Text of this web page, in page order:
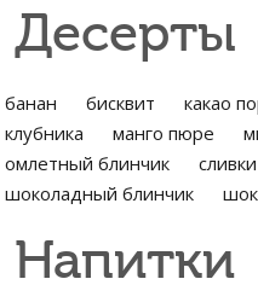
Десерты
банан бисквит какао
клубника
манго пюре
омлетный блинчик
сливки
шоколадный блинчик
Напитки